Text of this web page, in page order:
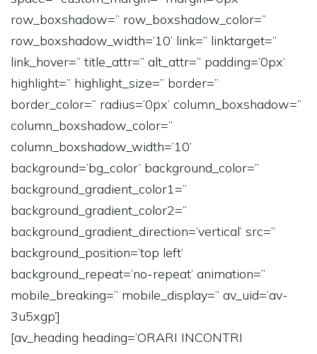
row_boxshadow=” row_boxshadow_color=”
row_boxshadow_width=’10’ link=” linktarget=”
link_hover=” title_attr=” alt_attr=” padding=’0px’
highlight=” highlight_size=” border=”
border_color=” radius=’0px’ column_boxshadow=”
column_boxshadow_color=”
column_boxshadow_width=’10’
background=’bg_color’ background_color=”
background_gradient_color1=”
background_gradient_color2=”
background_gradient_direction=’vertical’ src=”
background_position=’top left’
background_repeat=’no-repeat’ animation=”
mobile_breaking=” mobile_display=” av_uid=’av-
3u5xgp’]
[av_heading heading=’ORARI INCONTRI